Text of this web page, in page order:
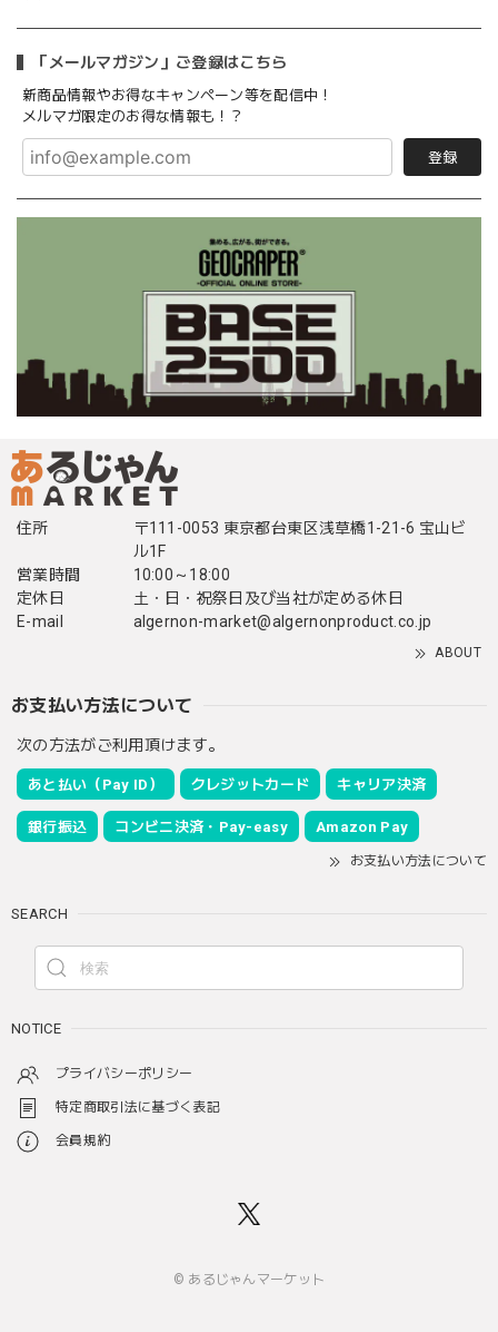
「メールマガジン」ご登録はこちら
新商品情報やお得なキャンペーン等を配信中！
メルマガ限定のお得な情報も！？
登録
住所
〒111-0053 東京都台東区浅草橋1-21-6 宝山ビ
ル1F
営業時間
10:00～18:00
定休日
土・日・祝祭日及び当社が定める休日
E-mail
algernon-market@algernonproduct.co.jp
ABOUT
お支払い方法について
次の方法がご利用頂けます。
あと払い（Pay ID） クレジットカード キャリア決済
銀行振込 コンビニ決済・Pay-easy Amazon Pay
お支払い方法について
SEARCH
NOTICE
プライバシーポリシー
特定商取引法に基づく表記
会員規約
© あるじゃんマーケット